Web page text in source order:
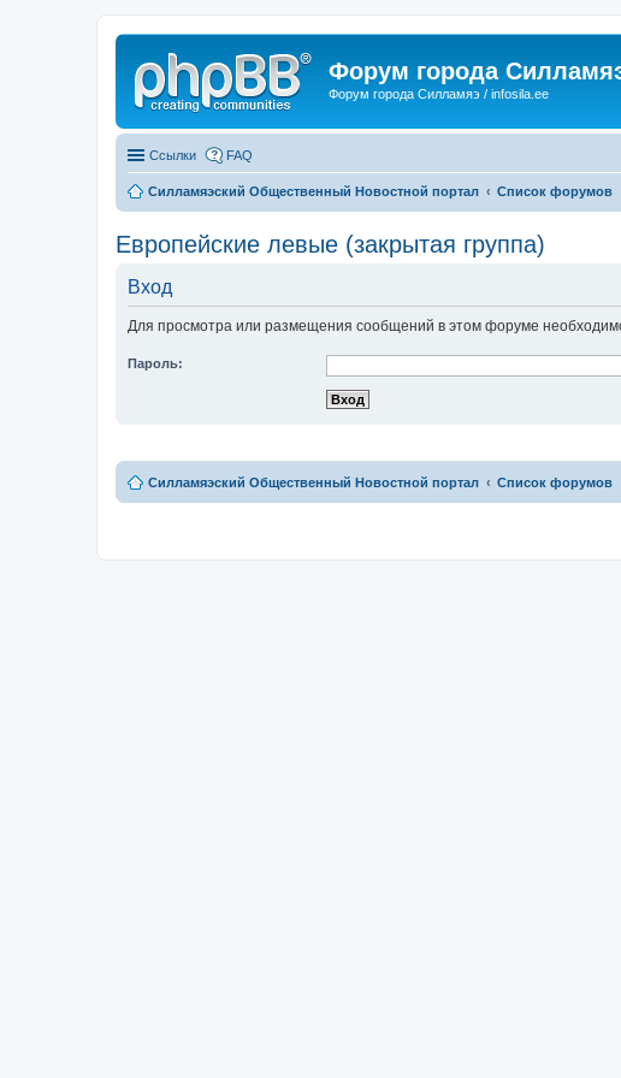
Форум города
Форум города Силламяэ / infosila.ee
Ссылки FAQ
Силламяэский Общественный Новостной портал Список форумов
Европейские левые (закрытая группа)
Вход
Для просмотра или размещения сообщений в этом форуме
Пароль:
Силламяэский Общественный Новостной портал Список форумов